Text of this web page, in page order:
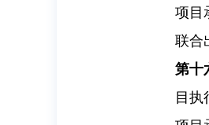
项目
联合
第十
目执